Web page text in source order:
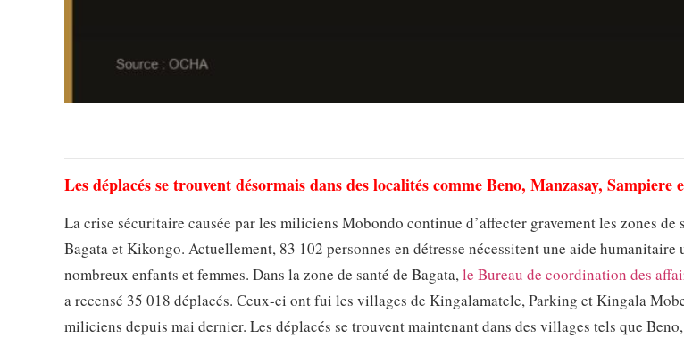
Les déplacés se trouvent désormais dans des localités comme Beno, Manzasay, Sampiere
La crise sécuritaire causée par les miliciens Mobondo continue d’affecter gravement les zones de
Bagata et Kikongo. Actuellement, 83 102 personnes en détresse nécessitent une aide humanitaire
nombreux enfants et femmes. Dans la zone de santé de Bagata,le Bureau de coordination des
a recensé 35 018 déplacés. Ceux-ci ont fui les villages de Kingalamatele, Parking et Kingala
miliciens depuis mai dernier. Les déplacés se trouvent maintenant dans des villages tels que